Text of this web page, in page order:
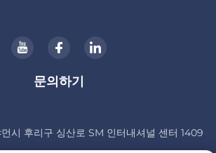
문의하기
시 후리구 싱산로 SM 인터내셔널 센터 1409